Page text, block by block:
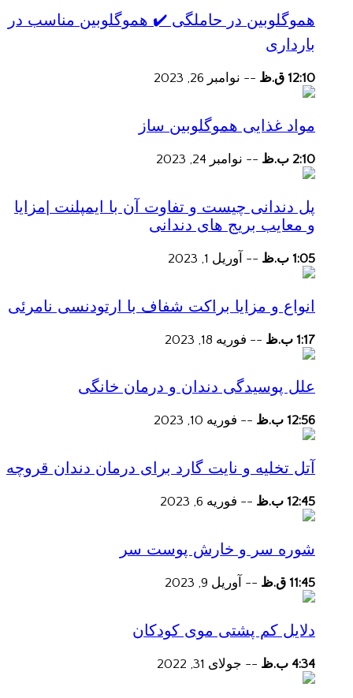
هموگلوبین در حاملگی ✔️ هموگلوبین مناسب در
بارداری
12:10 ق.ظ -- نوامبر 26, 2023
مواد غذایی هموگلوبین ساز
2:10 ب.ظ -- نوامبر 24, 2023
پل دندانی چیست و تفاوت آن با ایمپلنت |مزایا
و معایب بریج های دندانی
1:05 ب.ظ -- آوریل 1, 2023
انواع و مزایا براکت شفاف با ارتودنسی نامرئی
1:17 ب.ظ -- فوریه 18, 2023
علل پوسیدگی دندان و درمان خانگی
12:56 ب.ظ -- فوریه 10, 2023
آتل تخلیه و نایت گارد برای درمان دندان قروچه
12:45 ب.ظ -- فوریه 6, 2023
شوره سر و خارش پوست سر
11:45 ق.ظ -- آوریل 9, 2023
دلایل کم پشتی موی کودکان
4:34 ب.ظ -- جولای 31, 2022